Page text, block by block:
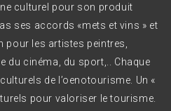
culturel pour son produit
ses accords «mets et vins » et
pour les artistes peintres,
du cinéma, du sport,.. Chaque
de l’oenotourisme. Un «
pour valoriser le tourisme.